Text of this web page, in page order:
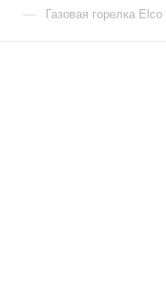
— Газовая горелка